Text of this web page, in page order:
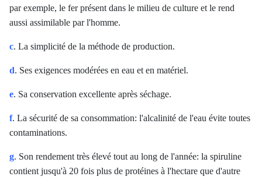
par exemple, le fer présent dans le milieu de culture et le rend
aussi assimilable par l'homme.
c. La simplicité de la méthode de production.
d. Ses exigences modérées en eau et en matériel.
e. Sa conservation excellente après séchage.
f. La sécurité de sa consommation: l'alcalinité de l'eau évite toutes
contaminations.
g. Son rendement très élevé tout au long de l'année: la spiruline
contient jusqu'à 20 fois plus de protéines à l'hectare que d'autre